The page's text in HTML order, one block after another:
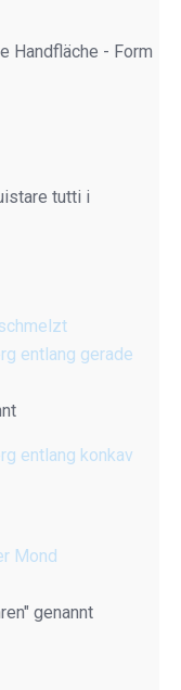
Handfläche - Form
tutti i
entlang gerade
entlang konkav
Mond
genannt